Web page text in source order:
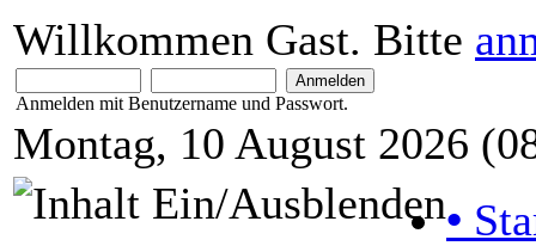
Willkommen Gast. Bitte
Anmelden mit Benutzername und Passwort.
Montag, 10 August 2026
•